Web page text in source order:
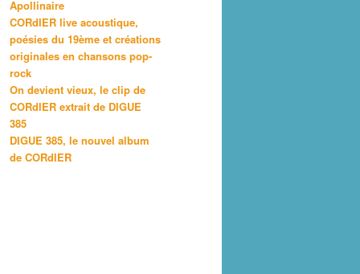
Apollinaire
CORdIER live acoustique,
poésies du 19ème et créations
originales en chansons pop-
rock
On devient vieux, le clip de
CORdIER extrait de DIGUE
385
DIGUE 385, le nouvel album
de CORdIER